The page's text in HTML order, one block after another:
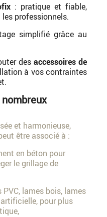
: pratique et fiable,
professionnels.
simplifié grâce au
des accessoires de
à vos contraintes
et harmonieuse,
être associé à :
en béton pour
le grillage de
lames bois, lames
pour plus